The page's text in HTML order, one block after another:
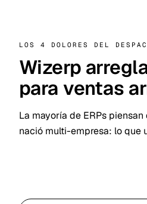
LOS 4 DOLORES DEL
Wizerp
para ventas
La mayoría de ERPs
nació multi-empresa: lo que